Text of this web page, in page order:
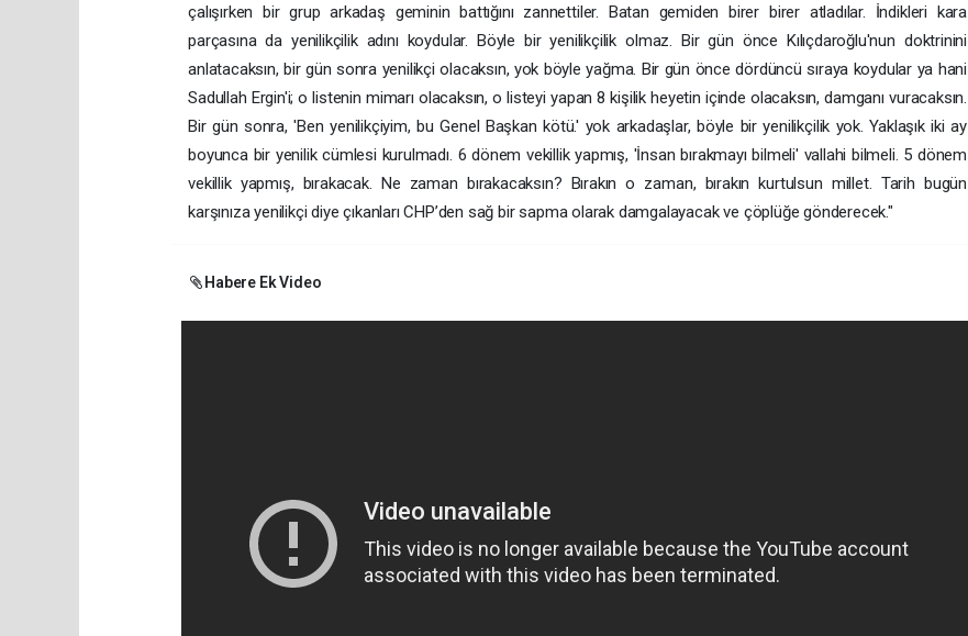
çalışırken bir grup arkadaş geminin battığını zannettiler. Batan gemiden birer birer atladılar. İndikleri kara
parçasına da yenilikçilik adını koydular. Böyle bir yenilikçilik olmaz. Bir gün önce Kılıçdaroğlu'nun doktrinini
anlatacaksın, bir gün sonra yenilikçi olacaksın, yok böyle yağma. Bir gün önce dördüncü sıraya koydular ya hani
Sadullah Ergin'i; o listenin mimarı olacaksın, o listeyi yapan 8 kişilik heyetin içinde olacaksın, damganı vuracaksın.
Bir gün sonra, 'Ben yenilikçiyim, bu Genel Başkan kötü.' yok arkadaşlar, böyle bir yenilikçilik yok. Yaklaşık iki ay
boyunca bir yenilik cümlesi kurulmadı. 6 dönem vekillik yapmış, 'İnsan bırakmayı bilmeli' vallahi bilmeli. 5 dönem
vekillik yapmış, bırakacak. Ne zaman bırakacaksın? Bırakın o zaman, bırakın kurtulsun millet. Tarih bugün
karşınıza yenilikçi diye çıkanları CHP’den sağ bir sapma olarak damgalayacak ve çöplüğe gönderecek."
Habere Ek Video